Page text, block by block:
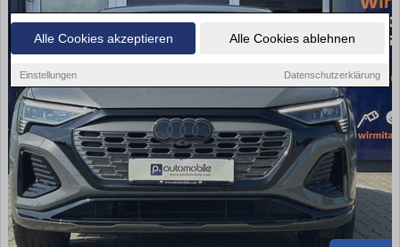
Alle Cookies akzeptieren Alle Cookies ablehnen
Einstellungen Datenschutzerklärung